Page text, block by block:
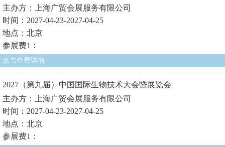
主办方：上海广贸会展服务有限公司
时间：2027-04-23-2027-04-25
地点：北京
参展费1：
点击查看详情
2027（第九届）中国国际生物技术大会暨展览会
主办方：上海广贸会展服务有限公司
时间：2027-04-23-2027-04-25
地点：北京
参展费1：